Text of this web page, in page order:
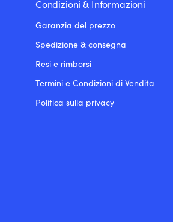
Condizioni & Informazioni
Garanzia del prezzo
Spedizione & consegna
Resi e rimborsi
Termini e Condizioni di Vendita
Politica sulla privacy